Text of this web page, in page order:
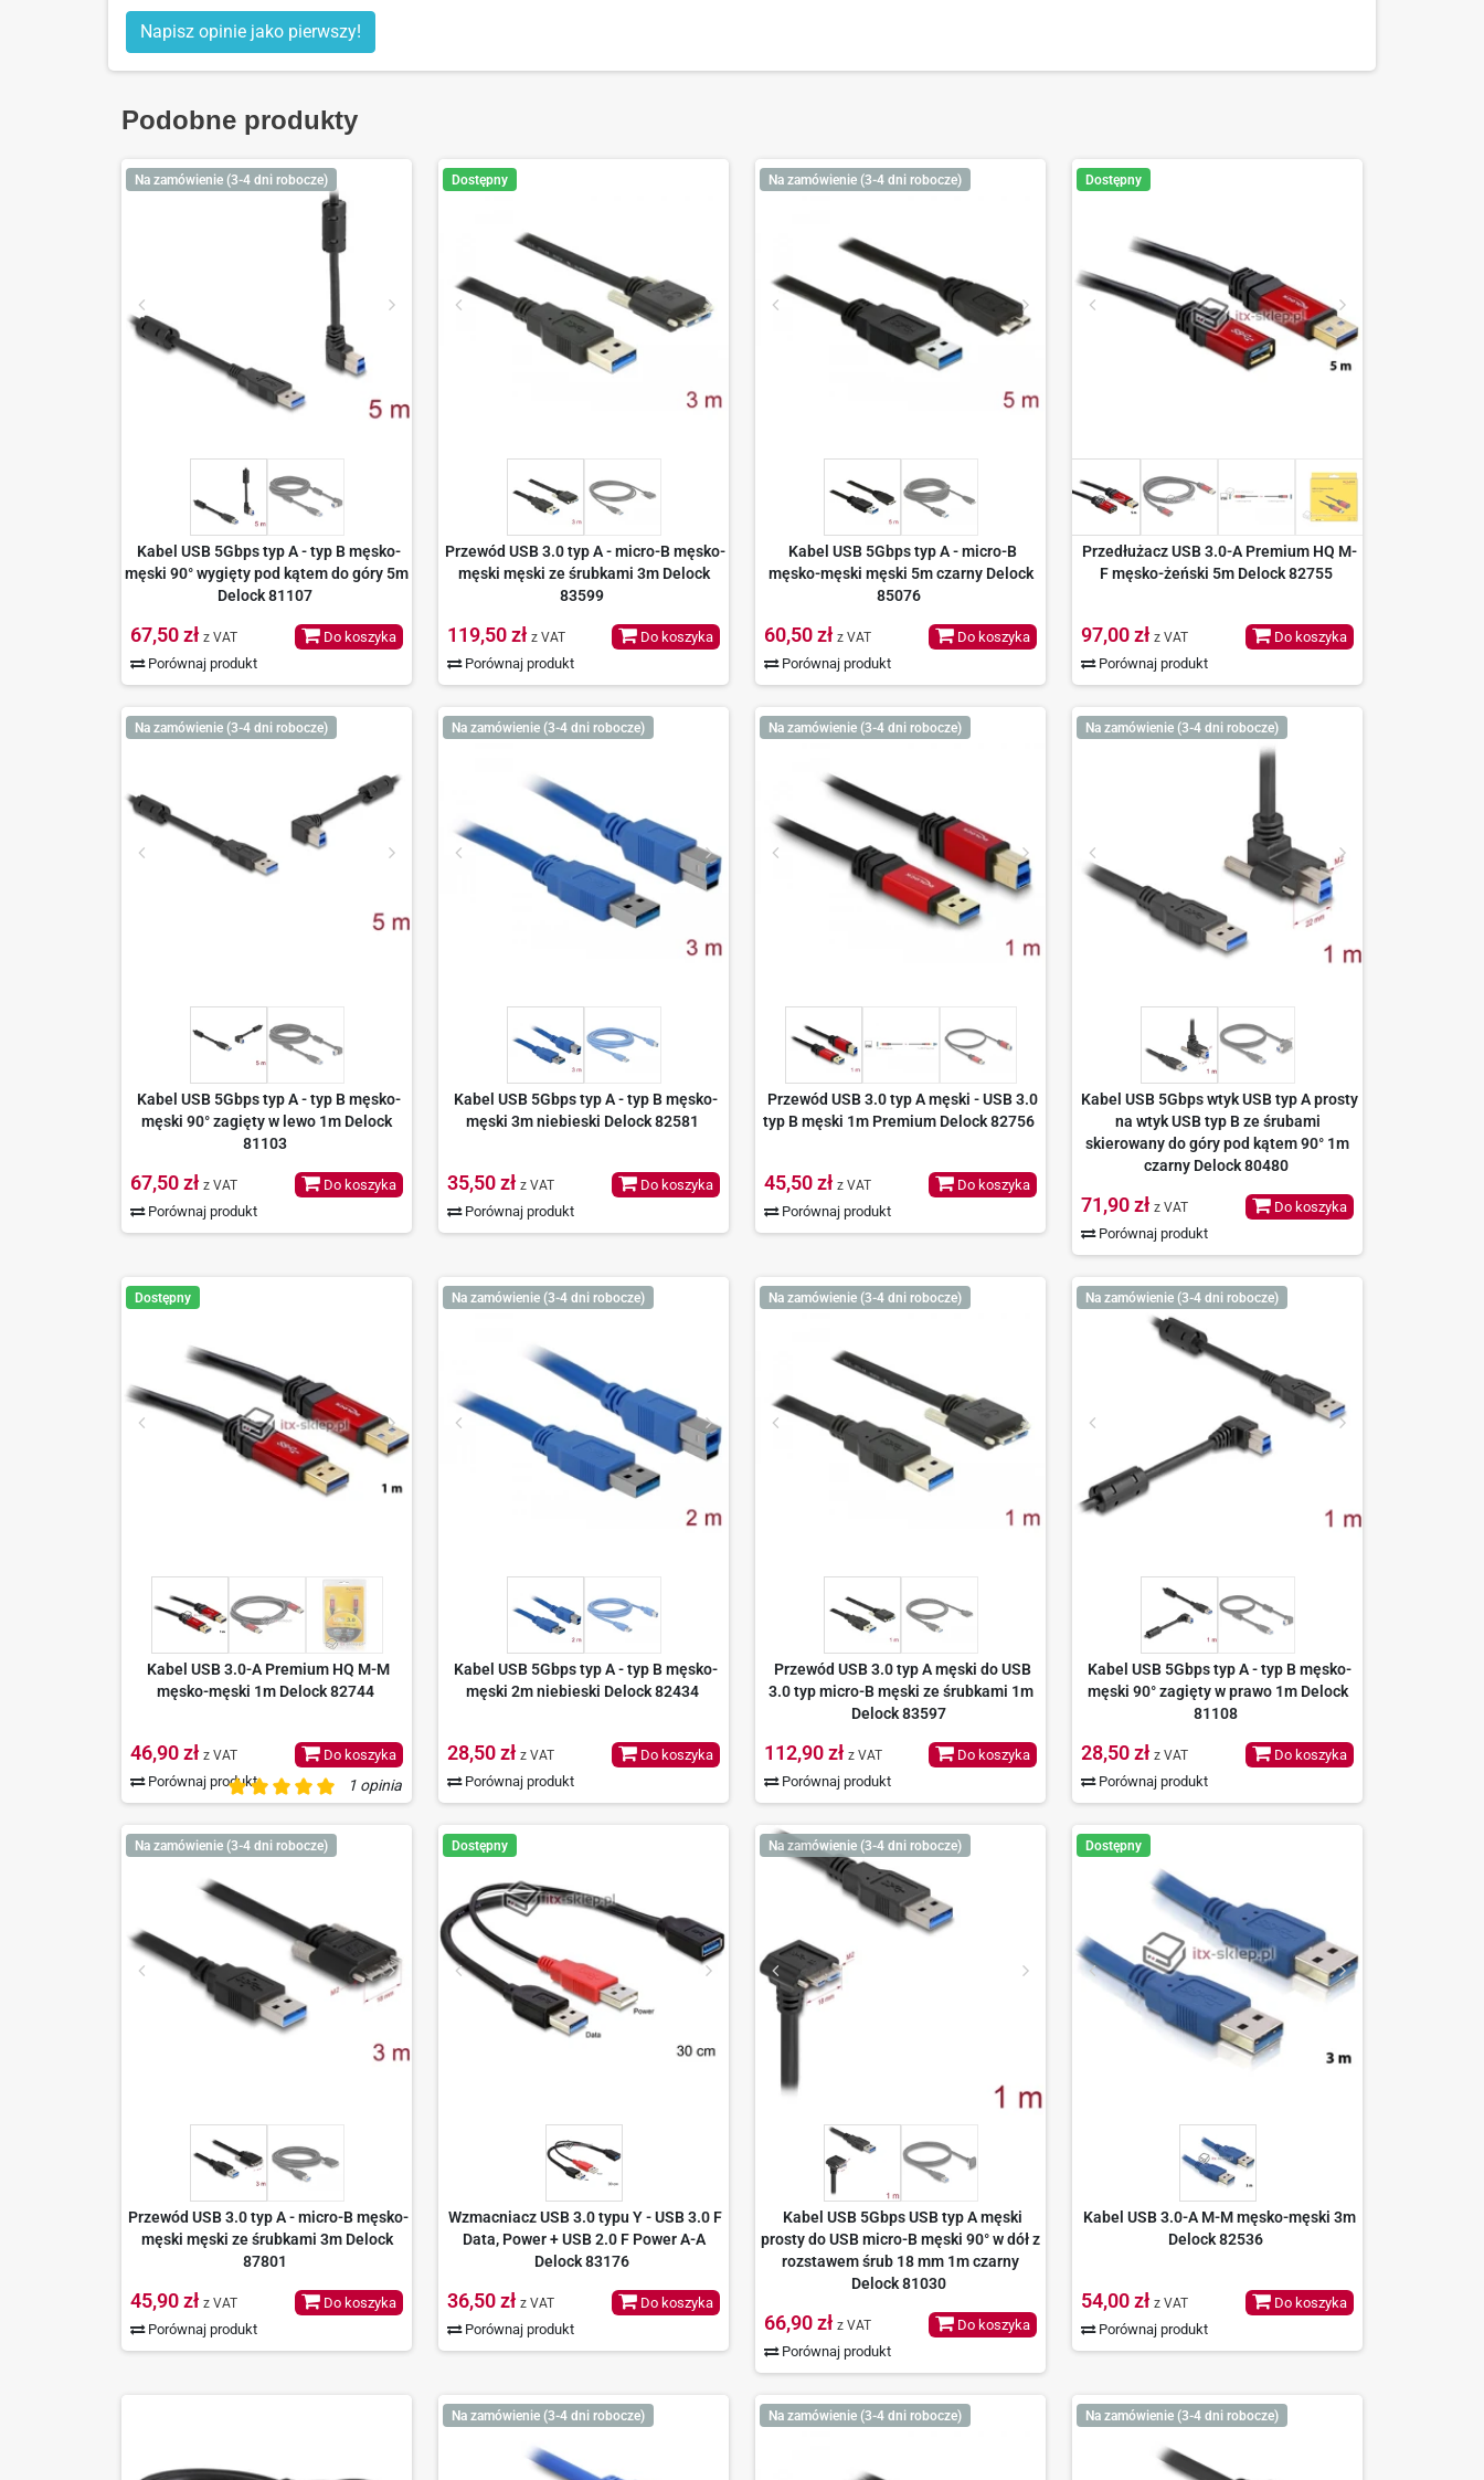
Napisz opinie jako pierwszy!
Podobne produkty
Na zamówienie (3-4 dni robocze)
Kabel USB 5Gbps typ A - typ B męsko-
męski 90° wygięty pod kątem do góry 5m
Delock 81107
67,50 zł z VAT
Porównaj produkt
Do koszyka
Dostępny
Przewód USB 3.0 typ A - micro-B męsko-
męski męski ze śrubkami 3m Delock
83599
119,50 zł z VAT
Porównaj produkt
Do koszyka
Na zamówienie (3-4 dni robocze)
Kabel USB 5Gbps typ A - micro-B
męsko-męski męski 5m czarny Delock
85076
60,50 zł z VAT
Porównaj produkt
Do koszyka
Dostępny
Przedłużacz USB 3.0-A Premium HQ M-
F męsko-żeński 5m Delock 82755
97,00 zł z VAT
Porównaj produkt
Do koszyka
Na zamówienie (3-4 dni robocze)
Kabel USB 5Gbps typ A - typ B męsko-
męski 90° zagięty w lewo 1m Delock
81103
67,50 zł z VAT
Porównaj produkt
Do koszyka
Na zamówienie (3-4 dni robocze)
Kabel USB 5Gbps typ A - typ B męsko-
męski 3m niebieski Delock 82581
35,50 zł z VAT
Porównaj produkt
Do koszyka
Na zamówienie (3-4 dni robocze)
Przewód USB 3.0 typ A męski - USB 3.0
typ B męski 1m Premium Delock 82756
45,50 zł z VAT
Porównaj produkt
Do koszyka
Na zamówienie (3-4 dni robocze)
Kabel USB 5Gbps wtyk USB typ A prosty
na wtyk USB typ B ze śrubami
skierowany do góry pod kątem 90° 1m
czarny Delock 80480
71,90 zł z VAT
Porównaj produkt
Do koszyka
Dostępny
1 opinia
Kabel USB 3.0-A Premium HQ M-M
męsko-męski 1m Delock 82744
46,90 zł z VAT
Porównaj produkt
Do koszyka
Na zamówienie (3-4 dni robocze)
Kabel USB 5Gbps typ A - typ B męsko-
męski 2m niebieski Delock 82434
28,50 zł z VAT
Porównaj produkt
Do koszyka
Na zamówienie (3-4 dni robocze)
Przewód USB 3.0 typ A męski do USB
3.0 typ micro-B męski ze śrubkami 1m
Delock 83597
112,90 zł z VAT
Porównaj produkt
Do koszyka
Na zamówienie (3-4 dni robocze)
Kabel USB 5Gbps typ A - typ B męsko-
męski 90° zagięty w prawo 1m Delock
81108
28,50 zł z VAT
Porównaj produkt
Do koszyka
Na zamówienie (3-4 dni robocze)
Przewód USB 3.0 typ A - micro-B męsko-
męski męski ze śrubkami 3m Delock
87801
45,90 zł z VAT
Porównaj produkt
Do koszyka
Dostępny
Wzmacniacz USB 3.0 typu Y - USB 3.0 F
Data, Power + USB 2.0 F Power A-A
Delock 83176
36,50 zł z VAT
Porównaj produkt
Do koszyka
Na zamówienie (3-4 dni robocze)
Kabel USB 5Gbps USB typ A męski
prosty do USB micro-B męski 90° w dół z
rozstawem śrub 18 mm 1m czarny
Delock 81030
66,90 zł z VAT
Porównaj produkt
Do koszyka
Dostępny
Kabel USB 3.0-A M-M męsko-męski 3m
Delock 82536
54,00 zł z VAT
Porównaj produkt
Do koszyka
Na zamówienie (3-4 dni robocze) Na zamówienie (3-4 dni robocze) Na zamówienie (3-4 dni robocze)